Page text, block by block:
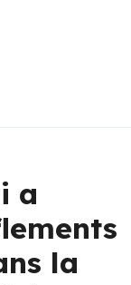
a
la